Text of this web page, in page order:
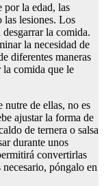
por la edad, las
las lesiones. Los
la comida.
la necesidad de
diferentes maneras
la comida que le
nutre de ellas, no es
ajustar la forma de
de ternera o salsa
durante unos
convertirlas
póngalo en